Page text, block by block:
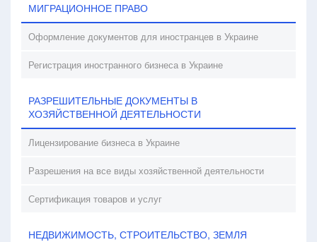
МИГРАЦИОННОЕ ПРАВО
Оформление документов для иностранцев в Украине
Регистрация иностранного бизнеса в Украине
РАЗРЕШИТЕЛЬНЫЕ ДОКУМЕНТЫ В
ХОЗЯЙСТВЕННОЙ ДЕЯТЕЛЬНОСТИ
Лицензирование бизнеса в Украине
Разрешения на все виды хозяйственной деятельности
Сертификация товаров и услуг
НЕДВИЖИМОСТЬ, СТРОИТЕЛЬСТВО, ЗЕМЛЯ